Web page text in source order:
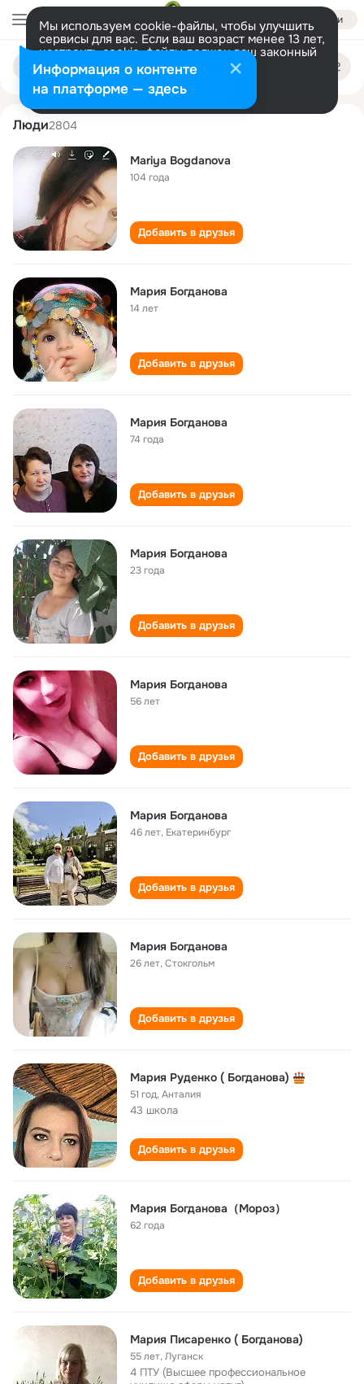
Войти
Мы используем cookie-файлы, чтобы улучшить
сервисы для вас. Если ваш возраст менее 13 лет,
настроить cookie-файлы должен ваш законный
представитель. Больше информации
Разрешить все Настроить
Поиск
людям
mariya bogdanova
Люди2804
Mariya Bogdanova
104 года
Добавить в друзья
Мария Богданова
14 лет
Добавить в друзья
Мария Богданова
74 года
Добавить в друзья
Мария Богданова
23 года
Добавить в друзья
Мария Богданова
56 лет
Добавить в друзья
Мария Богданова
46 лет, Екатеринбург
Добавить в друзья
Мария Богданова
26 лет,Стокгольм
Добавить в друзья
Мария Руденко ( Богданова)
51 год,Анталия
43 школа
Добавить в друзья
Мария Богданова（Мороз）
62 года
Добавить в друзья
Мария Писаренко ( Богданова)
55 лет,Луганск
4 ПТУ (Высшее профессиональное
Информация о контенте
на платформе — здесь